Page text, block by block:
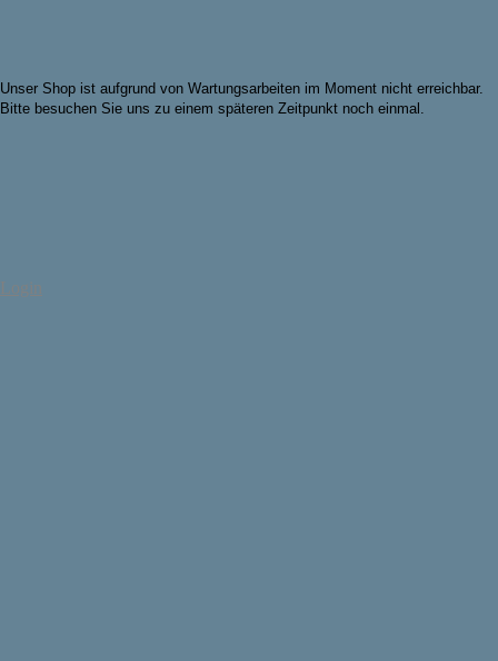
Unser Shop ist aufgrund von Wartungsarbeiten im Moment nicht erreichbar.
Bitte besuchen Sie uns zu einem späteren Zeitpunkt noch einmal.
Login